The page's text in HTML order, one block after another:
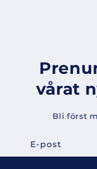
vårat
Bli först
E-post